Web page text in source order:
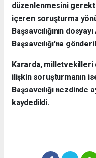
düzenlenmesini
içeren soruşturma
Başsavcılığının
Başsavcılığı'na
Kararda, milletvekilleri
ilişkin soruşturmanın
Başsavcılığı
kaydedildi.